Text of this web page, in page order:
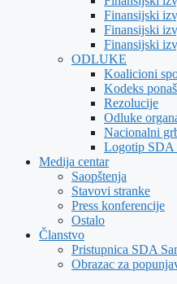
Finansijski
Finansijski
Finansijski
ODLUKE
Koalicioni
Kodeks
Rezolucije
Odluke
Nacionalni
Logotip SDA
Medija centar
Saopštenja
Stavovi stranke
Press konferencije
Ostalo
Članstvo
Pristupnica SDA
Obrazac za